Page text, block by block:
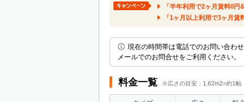
「半年利用で2ヶ月賃料0円
「1ヶ月以上利用で3ヶ月賃
現在の時間帯は電話でのお問い合わ
メールでのお問合せをご利用ください。
料金一覧 ※広さの目安：1.62m2=約1帖